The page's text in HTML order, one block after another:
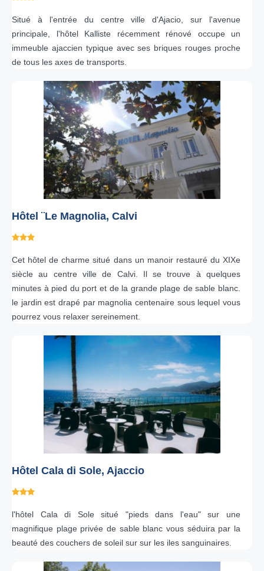
Situé à l'entrée du centre ville d'Ajacio, sur l'avenue
principale, l'hôtel Kalliste récemment rénové occupe un
immeuble ajaccien typique avec ses briques rouges proche
de tous les axes de transports.
Hôtel ¨Le Magnolia, Calvi
Cet hôtel de charme situé dans un manoir restauré du XIXe
siècle au centre ville de Calvi. Il se trouve à quelques
minutes à pied du port et de la grande plage de sable blanc.
le jardin est drapé par magnolia centenaire sous lequel vous
pourrez vous relaxer sereinement.
Hôtel Cala di Sole, Ajaccio
l'hôtel Cala di Sole situé "pieds dans l'eau" sur une
magnifique plage privée de sable blanc vous séduira par la
beauté des couchers de soleil sur sur les iles sanguinaires.